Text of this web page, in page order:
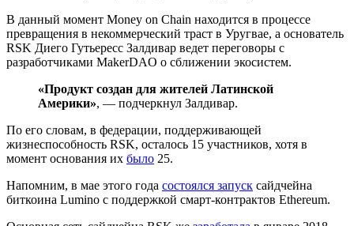
В данный момент Money on Chain находится в процессе
превращения в некоммерческий траст в Уругвае, а основатель
RSK Диего Гутьересс Залдивар ведет переговоры с
разработчиками MakerDAO о сближении экосистем.
«Продукт создан для жителей Латинской
Америки», — подчеркнул Залдивар.
По его словам, в федерации, поддерживающей
жизнеспособность RSK, осталось 15 участников, хотя в
момент основания их было 25.
Напомним, в мае этого года состоялся запуск сайдчейна
биткоина Lumino с поддержкой смарт-контрактов Ethereum.